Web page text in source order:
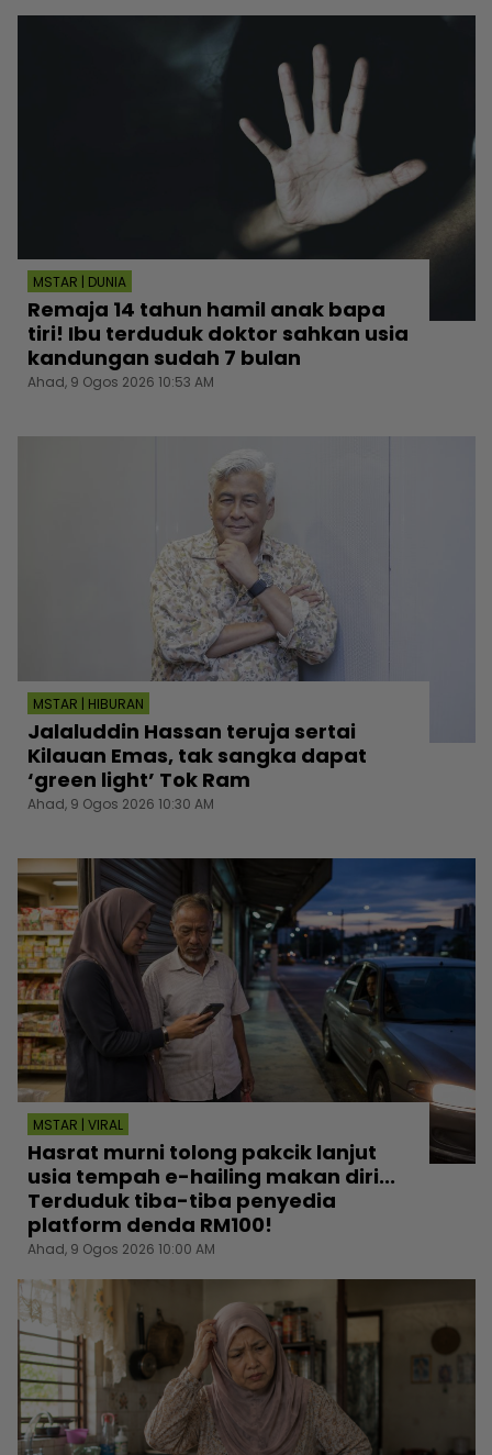
MSTAR | DUNIA
Remaja 14 tahun hamil anak bapa
tiri! Ibu terduduk doktor sahkan usia
kandungan sudah 7 bulan
Ahad, 9 Ogos 2026 10:53 AM
MSTAR | HIBURAN
Jalaluddin Hassan teruja sertai
Kilauan Emas, tak sangka dapat
‘green light’ Tok Ram
Ahad, 9 Ogos 2026 10:30 AM
MSTAR | VIRAL
Hasrat murni tolong pakcik lanjut
usia tempah e-hailing makan diri...
Terduduk tiba-tiba penyedia
platform denda RM100!
Ahad, 9 Ogos 2026 10:00 AM